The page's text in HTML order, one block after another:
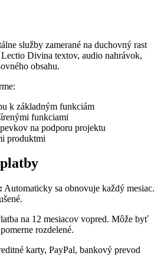
služby zamerané na duchovný rast
Divina textov, audio nahrávok,
obsahu.
k základným funkciám
funkciami
na podporu projektu
produktmi
Automaticky sa obnovuje každý mesiac.
na 12 mesiacov vopred. Môže byť
rozdelené.
karty, PayPal, bankový prevod